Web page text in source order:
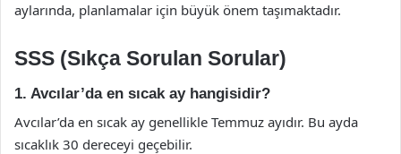
aylarında, planlamalar için büyük önem taşımaktadır.
SSS (Sıkça Sorulan Sorular)
1. Avcılar’da en sıcak ay hangisidir?
Avcılar’da en sıcak ay genellikle Temmuz ayıdır. Bu ayda
sıcaklık 30 dereceyi geçebilir.